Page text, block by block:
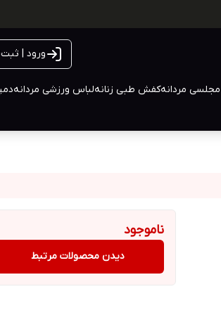
ورود |
مردانهکفش طبی زنانهلباس ورزشی مردانه
ناموجود
دیدن محصولات مرتبط